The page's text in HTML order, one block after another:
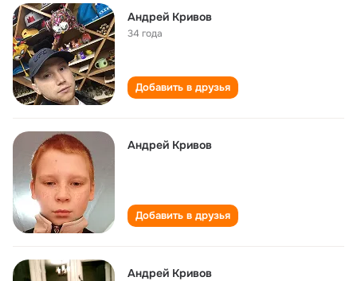
Андрей Кривов
34 года
Добавить в друзья
Андрей Кривов
Добавить в друзья
Андрей Кривов